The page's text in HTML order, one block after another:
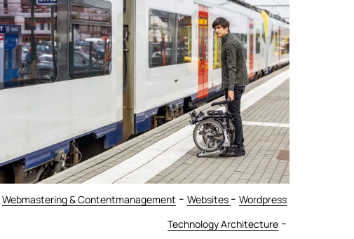
Wordpress
Websites -
Webmastering & Contentmanagement -
Technology Architecture -